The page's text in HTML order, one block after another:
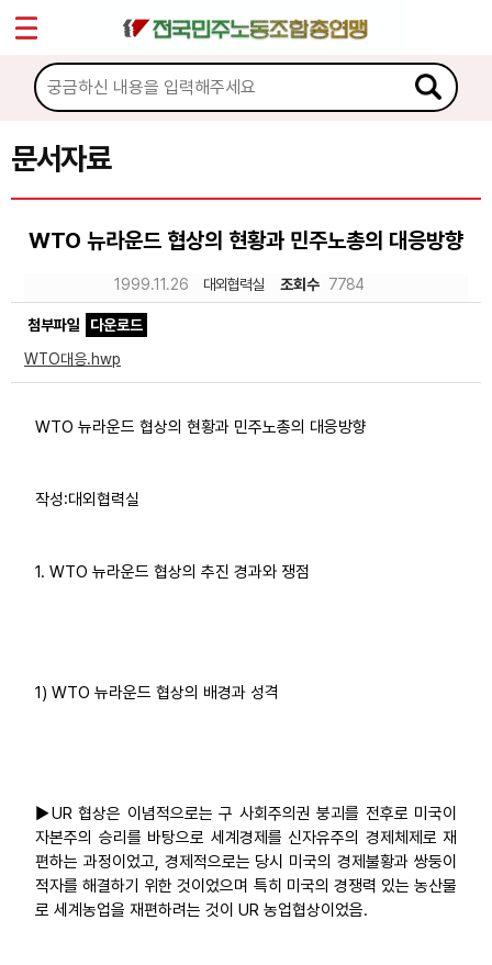
문서자료
WTO 뉴라운드 협상의 현황과 민주노총의 대응방향
1999.11.26 대외협력실 조회수 7784
첨부파일
다운로드
WTO대응.hwp
WTO 뉴라운드 협상의 현황과 민주노총의 대응방향
작성:대외협력실
1. WTO 뉴라운드 협상의 추진 경과와 쟁점
1) WTO 뉴라운드 협상의 배경과 성격
▶UR 협상은 이념적으로는 구 사회주의권 붕괴를 전후로 미국이
자본주의 승리를 바탕으로 세계경제를 신자유주의 경제체제로 재
편하는 과정이었고, 경제적으로는 당시 미국의 경제불황과 쌍둥이
적자를 해결하기 위한 것이었으며 특히 미국의 경쟁력 있는 농산물
로 세계농업을 재편하려는 것이 UR 농업협상이었음.
마이페이지
소개
소식
문서자료
미디어자료
업무
Sketchbook5, 스케치북5
Sketchbook5, 스케치북5